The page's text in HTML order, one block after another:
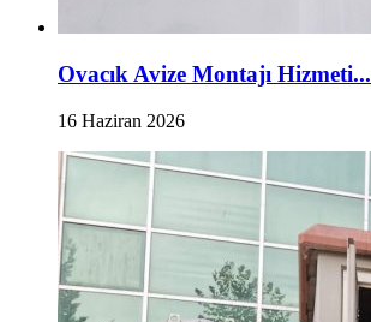
Ovacık Avize Montajı Hizmeti...
16 Haziran 2026